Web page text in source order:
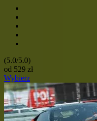
(5.0/5.0)
od 529 zł
Wybierz